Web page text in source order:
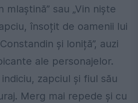
mlaștină” sau „Vin niște
însoțit de oamenii lui
și Ioniță”, auzi
ale personajelor.
zapciul și fiul său
Merg mai repede și cu